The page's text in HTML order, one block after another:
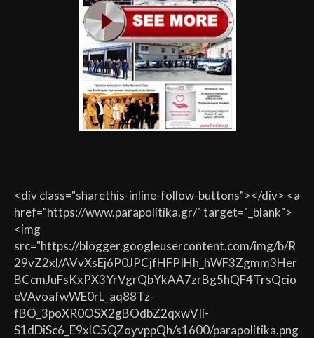
<div class="sharethis-inline-follow-buttons"></div> <a
href="https://www.parapolitika.gr/" target="_blank">
<img
src="https://blogger.googleusercontent.com/img/b/R
29vZ2xl/AVvXsEj6P0JPCjfHFPIHh_hWF3Zgmm3Her
BCcmJuFsKxPX3YrVgrQbYkAA7zrBg5hQF4TrsQcio
eVAvoafwWE0rL_aq88Tz-
fBO_3poXR0OSX2gBOdbZ2qxwVIi-
S1dDiSc6_E9xlC5QZoyvppQh/s1600/parapolitika.png